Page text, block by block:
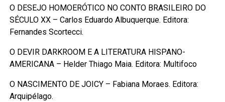
O DESEJO HOMOERÓTICO NO CONTO BRASILEIRO DO
SÉCULO XX – Carlos Eduardo Albuquerque. Editora:
Fernandes Scortecci.
O DEVIR DARKROOM E A LITERATURA HISPANO-
AMERICANA – Helder Thiago Maia. Editora: Multifoco
O NASCIMENTO DE JOICY – Fabiana Moraes. Editora:
Arquipélago.